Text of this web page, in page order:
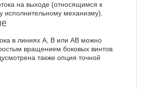
на выходе (относящимся к
исполнительному механизму).
в линиях A, B или AB можно
вращением боковых винтов.
также опция точной